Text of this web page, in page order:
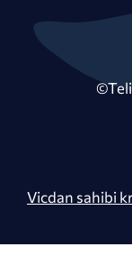
Vicdan sahibi